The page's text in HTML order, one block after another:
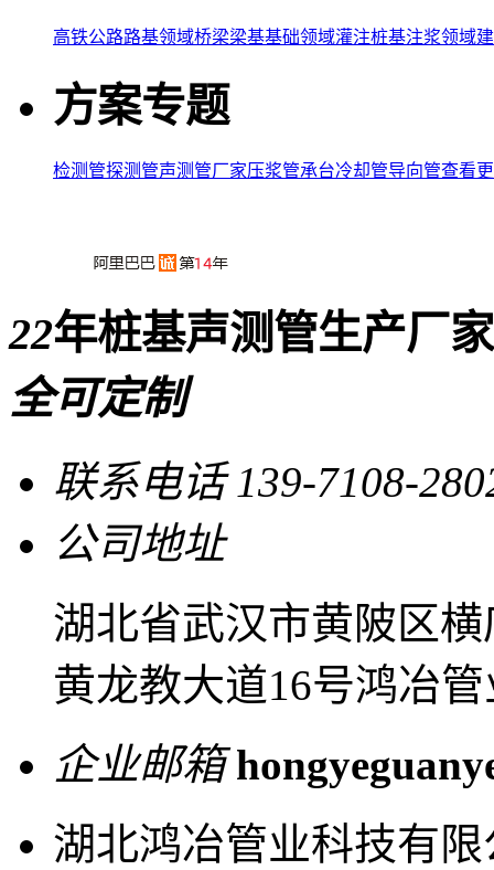
高铁公路路基领域桥梁梁基基础领域灌注桩基注浆领域
方案专题
检测管探测管声测管厂家压浆管承台冷却管导向管查看
22年桩基声测管生产厂家
全可定制
联系电话 139-7108-
公司地址
湖北省武汉市黄陂区
黄龙教大道16号鸿冶
企业邮箱
湖北鸿冶管业科技有